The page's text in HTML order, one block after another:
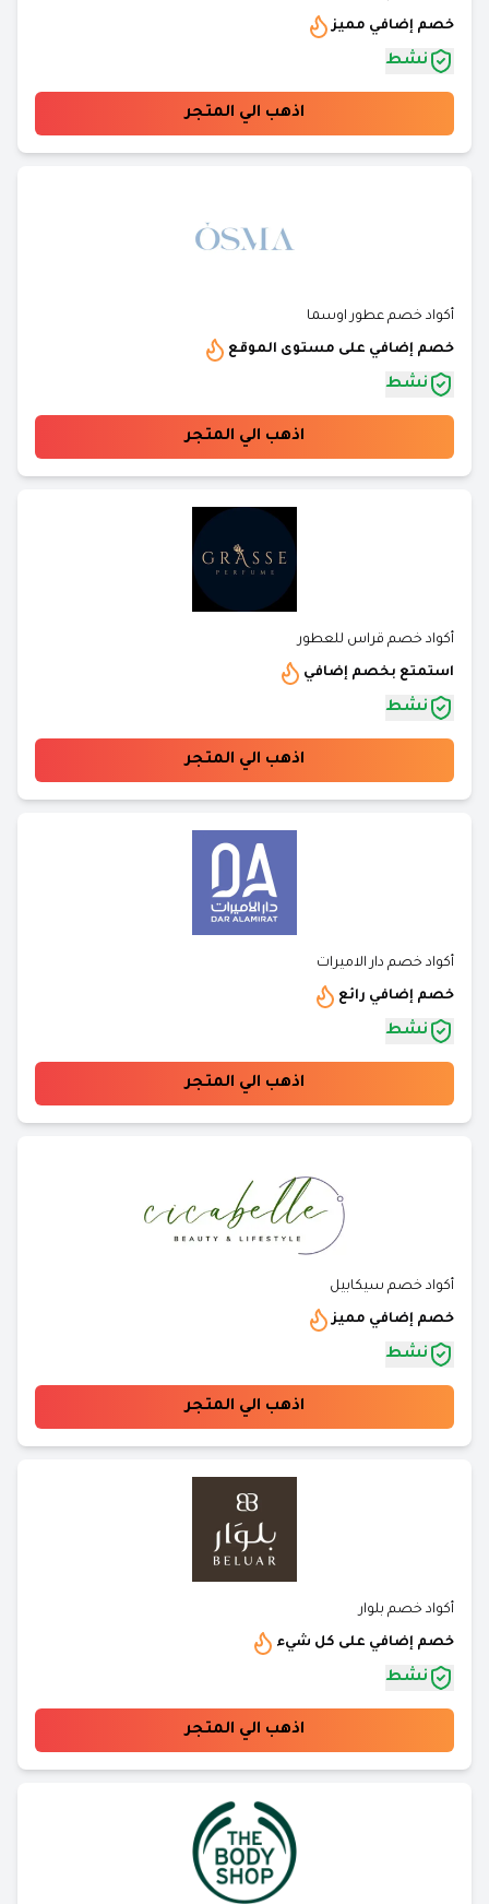
خصم إضافي مميز
نشط
اذهب الي المتجر
أكواد خصم عطور اوسما
خصم إضافي على مستوى الموقع
نشط
اذهب الي المتجر
أكواد خصم قراس للعطور
استمتع بخصم إضافي
نشط
اذهب الي المتجر
أكواد خصم دار الاميرات
خصم إضافي رائع
نشط
اذهب الي المتجر
أكواد خصم سيكابيل
خصم إضافي مميز
نشط
اذهب الي المتجر
أكواد خصم بلوار
خصم إضافي على كل شيء
نشط
اذهب الي المتجر